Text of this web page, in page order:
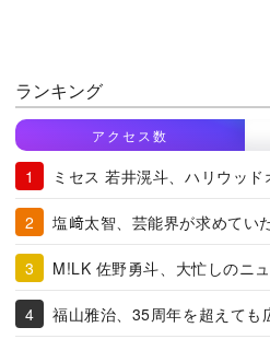
ランキング
アクセス数
ミセス 若井滉斗、ハリウッド
塩﨑太智、芸能界が求めてい
M!LK 佐野勇斗、大忙しのニ
福山雅治、35周年を超えても